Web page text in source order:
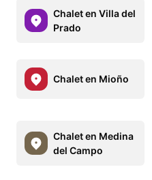
Chalet en Villa del
Prado
Chalet en Mioño
Chalet en Medina
del Campo